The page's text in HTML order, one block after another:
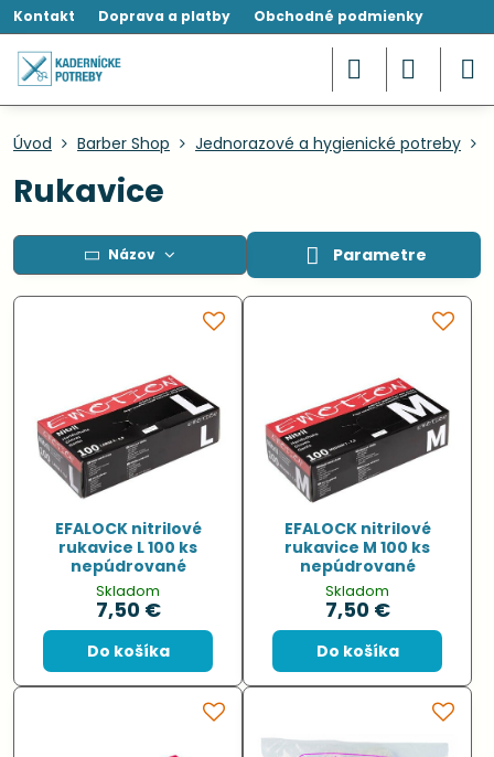
Kontakt Doprava a platby Obchodné podmienky
Úvod Barber Shop Jednorazové a hygienické potreby
Rukavice
Názov Parametre
EFALOCK nitrilové
rukavice L 100 ks
nepúdrované
Skladom
7,50 €
Do košíka
EFALOCK nitrilové
rukavice M 100 ks
nepúdrované
Skladom
7,50 €
Do košíka